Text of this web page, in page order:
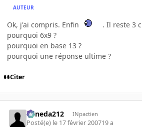
AUTEUR
Ok, j'ai compris. Enfin
. Il reste 3
pourquoi 6x9 ?
pourquoi en base 13 ?
pourquoi une réponse ultime ?
Citer
keneda212 INpactien
Posté(e) le 17 février 200719 a